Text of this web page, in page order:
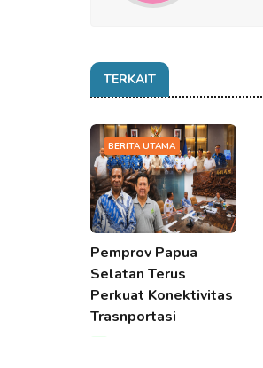
TERKAIT
BERITA UTAMA
Pemprov Papua
Selatan Terus
Perkuat Konektivitas
Trasnportasi